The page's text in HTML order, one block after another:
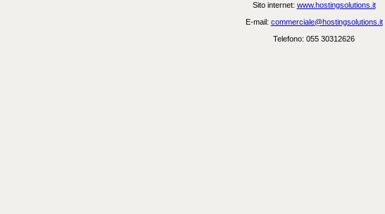
Sito internet: www.hostingsolutions.it
E-mail: commerciale@hostingsolutions.it
Telefono: 055 30312626